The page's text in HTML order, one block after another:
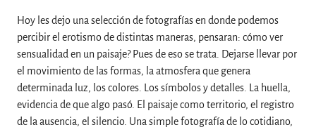
Hoy les dejo una selección de fotografías en donde podemos
percibir el erotismo de distintas maneras, pensaran: cómo ver
sensualidad en un paisaje? Pues de eso se trata. Dejarse llevar por
el movimiento de las formas, la atmosfera que genera
determinada luz, los colores. Los símbolos y detalles. La huella,
evidencia de que algo pasó. El paisaje como territorio, el registro
de la ausencia, el silencio. Una simple fotografía de lo cotidiano,